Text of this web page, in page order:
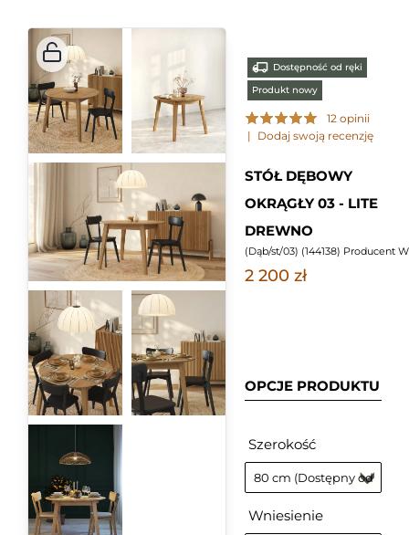
Dostępność od ręki
Produkt nowy
12 opinii
| Dodaj swoją recenzję
STÓŁ DĘBOWY
OKRĄGŁY 03 - LITE
DREWNO
(Dąb/st/03) (144138) Producent
2 200 zł
OPCJE PRODUKTU
Szerokość
Wniesienie